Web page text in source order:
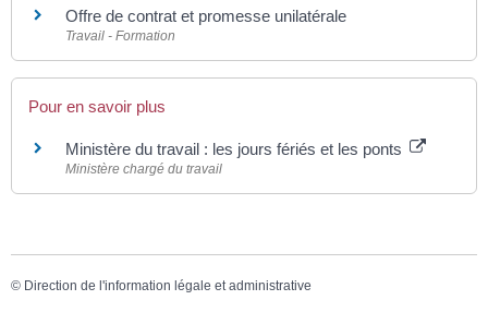
Offre de contrat et promesse unilatérale
Travail - Formation
Pour en savoir plus
Ministère du travail : les jours fériés et les ponts
Ministère chargé du travail
© Direction de l'information légale et administrative